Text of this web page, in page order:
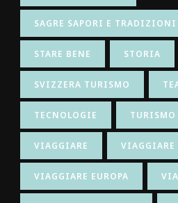
SAGRE SAPORI E TRADIZIONI
STARE BENE STORIA
SVIZZERA TURISMO
TECNOLOGIE
VIAGGIARE
VIAGGIARE EUROPA